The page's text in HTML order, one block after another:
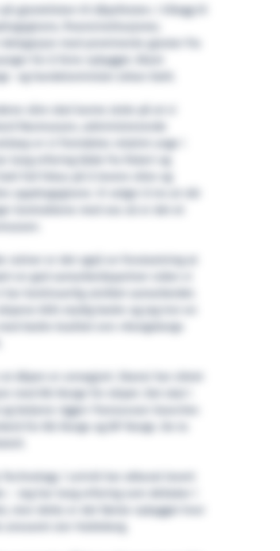
gjestelisten til dåpsfesten. I tillegg til
finansinstitusjoner,
med prominente gjester fra
for å feire nybygget. Blant
og handelsminister Johan Dahl.
våre skal kunne stole på at vi
er vi fremdeles relativt unge i
oppdragsgivere. Vi velger å tro at når
kontraktene med oss så er det et
rutiner er det også en forutsetning at
en god samarbeidspartner siden vi
kontinuerlig utviklet samarbeidet.
bedre kvalitet enn «Kongsborg»
dåpen er unnagjort. Skansi har sikret
med BG Norge for skipet. Det skal i
betjene riggen Transocean Searcher.
for BG Norge og BP Norge. De to
i Leirvik har akkurat levert
– Jeg har lang erfaring som deltaker i
men dette er det første nybygget hvor
sier Hatleberg.